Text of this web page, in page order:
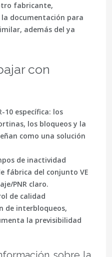
fabricante,
documentación para
además del ya
con
10 específica: los
los bloqueos y la
como una solución
de inactividad
fábrica del conjunto VE
PNR claro.
de calidad
de interbloqueos,
la previsibilidad